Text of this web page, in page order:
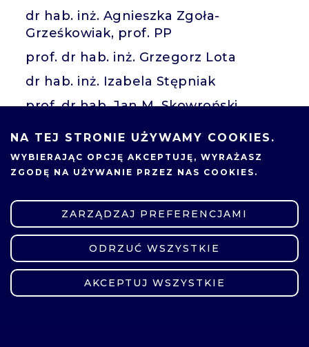
dr hab. inż. Agnieszka Zgoła-
Grześkowiak, prof. PP
prof. dr hab. inż. Grzegorz Lota
dr hab. inż. Izabela Stępniak
prof. dr hab. Jan M. Skowroński
Wydział Informatyki i
Telekomunikacji
prof. dr hab. inż. Roman Słowiński
prof. dr hab. inż. Jacek Błażewicz
prof. dr hab. inż. Andrzej Jaszkiewicz
prof. dr hab. inż. Krzysztof Krawiec
prof. dr hab. inż. Maciej Stasiak
NA TEJ STRONIE UŻYWAMY COOKIES.
WYBIERAJĄC OPCJĘ AKCEPTUJĘ , WYRAŻASZ
ZGODĘ NA UŻYWANIE PRZEZ NAS COOKIES.
ZARZĄDZAJ PREFERENCJAMI
ODRZUĆ WSZYSTKIE
AKCEPTUJ WSZYSTKIE
ZMIEŃ USTAWIENIA